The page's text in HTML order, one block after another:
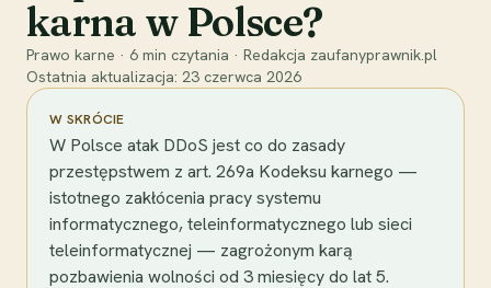
karna w Polsce?
Prawo karne · 6 min czytania · Redakcja zaufanyprawnik.pl
Ostatnia aktualizacja: 23 czerwca 2026
W SKRÓCIE
W Polsce atak DDoS jest co do zasady
przestępstwem z art. 269a Kodeksu karnego —
istotnego zakłócenia pracy systemu
informatycznego, teleinformatycznego lub sieci
teleinformatycznej — zagrożonym karą
pozbawienia wolności od 3 miesięcy do lat 5.